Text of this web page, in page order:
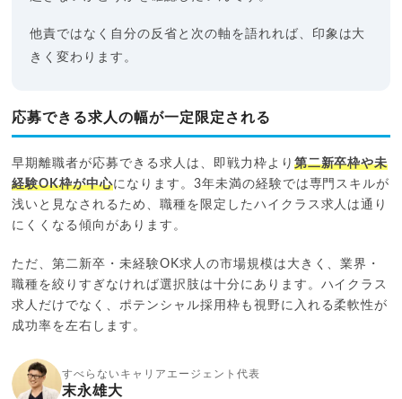
他責ではなく自分の反省と次の軸を語れれば、印象は大
きく変わります。
応募できる求人の幅が一定限定される
早期離職者が応募できる求人は、即戦力枠より 第二新卒枠や未
経験OK枠が中心になります。3年未満の経験では専門スキルが
浅いと見なされるため、職種を限定したハイクラス求人は通り
にくくなる傾向があります。
ただ、第二新卒・未経験OK求人の市場規模は大きく、業界・
職種を絞りすぎなければ選択肢は十分にあります。ハイクラス
求人だけでなく、ポテンシャル採用枠も視野に入れる柔軟性が
成功率を左右します。
すべらないキャリアエージェント代表
末永雄大